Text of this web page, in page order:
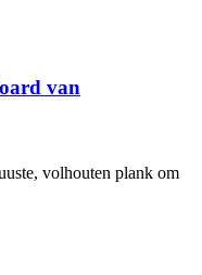
van
volhouten plank om